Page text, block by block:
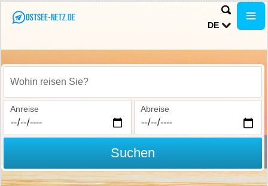
DE
Wohin reisen Sie?
Anreise Abreise
Suchen